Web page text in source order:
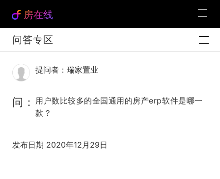
房在线
问答专区
提问者：瑞家置业
问： 用户数比较多的全国通用的房产erp软件是哪一
款？
发布日期 2020年12月29日